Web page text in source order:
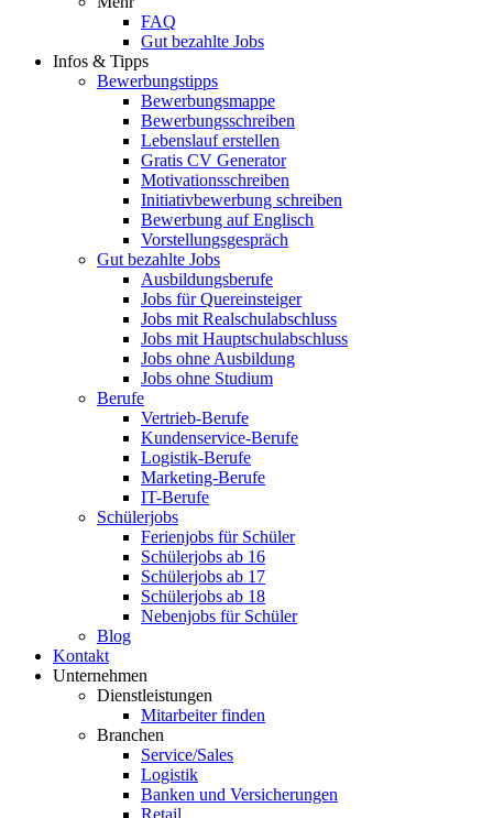
FAQ
Gut bezahlte Jobs
Infos & Tipps
Bewerbungstipps
Bewerbungsmappe
Bewerbungsschreiben
Lebenslauf erstellen
Gratis CV Generator
Motivationsschreiben
Initiativbewerbung schreiben
Bewerbung auf Englisch
Vorstellungsgespräch
Gut bezahlte Jobs
Ausbildungsberufe
Jobs für Quereinsteiger
Jobs mit Realschulabschluss
Jobs mit Hauptschulabschluss
Jobs ohne Ausbildung
Jobs ohne Studium
Berufe
Vertrieb-Berufe
Kundenservice-Berufe
Logistik-Berufe
Marketing-Berufe
IT-Berufe
Schülerjobs
Ferienjobs für Schüler
Schülerjobs ab 16
Schülerjobs ab 17
Schülerjobs ab 18
Nebenjobs für Schüler
Blog
Kontakt
Unternehmen
Dienstleistungen
Mitarbeiter finden
Branchen
Service/Sales
Logistik
Banken und Versicherungen
Retail